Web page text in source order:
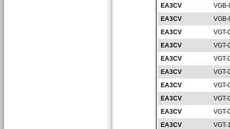
EA3CV
EA3CV
EA3CV
VGT-
EA3CV
VGT-
EA3CV
VGT-
EA3CV
VGT-
EA3CV
VGT-
EA3CV
VGT-
EA3CV
VGT-
EA3CV
VGT-